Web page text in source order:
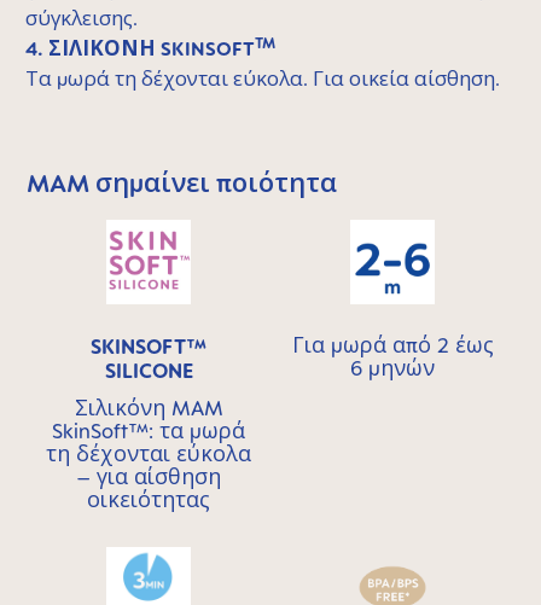
σύγκλεισης.
4. ΣΙΛΙΚΟΝΗ SKINSOFTTM
Τα μωρά τη δέχονται εύκολα. Για οικεία αίσθηση.
Skip MAM Means Quality Icon Bar
MAM σημαίνει ποιότητα
SKINSOFT™
SILICONE
Σιλικόνη MAM
SkinSoft™: τα μωρά
τη δέχονται εύκολα
– για αίσθηση
οικειότητας
Για μωρά από 2 έως
6 μηνών